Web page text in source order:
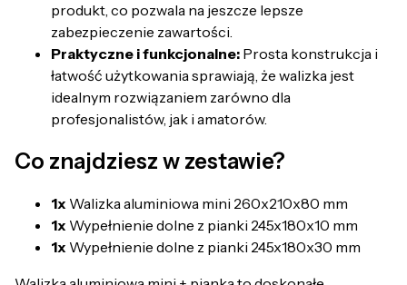
produkt, co pozwala na jeszcze lepsze
zabezpieczenie zawartości.
Praktyczne i funkcjonalne: Prosta konstrukcja i
łatwość użytkowania sprawiają, że walizka jest
idealnym rozwiązaniem zarówno dla
profesjonalistów, jak i amatorów.
Co znajdziesz w zestawie?
1x Walizka aluminiowa mini 260x210x80 mm
1x Wypełnienie dolne z pianki 245x180x10 mm
1x Wypełnienie dolne z pianki 245x180x30 mm